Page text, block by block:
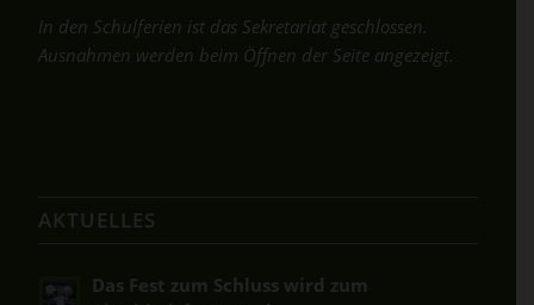
In den Schulferien ist das Sekretariat geschlossen.
Ausnahmen werden beim Öffnen der Seite angezeigt.
AKTUELLES
Das Fest zum Schluss wird zum